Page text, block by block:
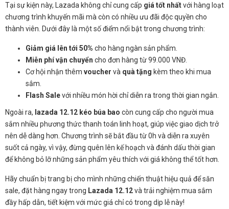
Tại sự kiện này, Lazada không chỉ cung cấp giá tốt nhấtvới hàng loạt
chương trình khuyến mãi mà còn có nhiều ưu đãi độc quyền cho
thành viên. Dưới đây là một số điểm nổi bật trong chương trình:
Giảm giá lên tới 50% cho hàng ngàn sản phẩm.
Miễn phí vận chuyển cho đơn hàng từ 99.000 VNĐ.
Cơ hội nhận thêm voucher và quà tặng kèm theo khi mua
sắm.
Flash Salevới nhiều món hời chỉ diễn ra trong thời gian ngắn.
Ngoài ra, lazada 12.12 kéo búa bao còn cung cấp cho người mua
sắm nhiều phương thức thanh toán linh hoạt, giúp việc giao dịch trở
nên dễ dàng hơn. Chương trình sẽ bắt đầu từ 0h và diễn ra xuyên
suốt cả ngày, vì vậy, đừng quên lên kế hoạch và đánh dấu thời gian
để không bỏ lỡ những sản phẩm yêu thích với giá không thể tốt hơn.
Hãy chuẩn bị trang bị cho mình những chiến thuật hiệu quả để săn
sale, đặt hàng ngay trong Lazada 12.12và trải nghiệm mua sắm
đầy hấp dẫn, tiết kiệm với mức giá chỉ có trong dịp lễ này!